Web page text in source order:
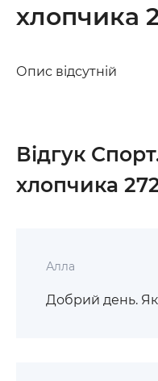
хлопчика
Опис відсутній
Відгук
хлопчика
Алла
Добрий день.